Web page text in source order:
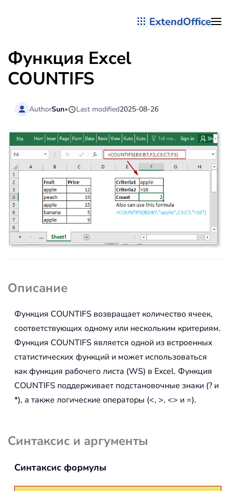
ExtendOffice
Функция Excel
COUNTIFS
AuthorSun• Last modified2025-08-26
Описание
Функция COUNTIFS возвращает количество ячеек,
соответствующих одному или нескольким критериям.
Функция COUNTIFS является одной из встроенных
статистических функций и может использоваться
как функция рабочего листа (WS) в Excel. Функция
COUNTIFS поддерживает подстановочные знаки (? и
*), а также логические операторы (<, >, <> и =).
Синтаксис и аргументы
Синтаксис формулы